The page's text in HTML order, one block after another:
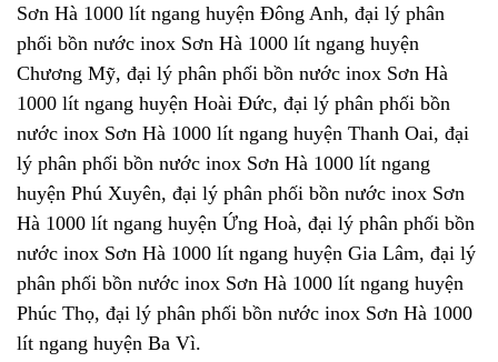
Sơn Hà 1000 lít ngang huyện Đông Anh, đại lý phân
phối bồn nước inox Sơn Hà 1000 lít ngang huyện
Chương Mỹ, đại lý phân phối bồn nước inox Sơn Hà
1000 lít ngang huyện Hoài Đức, đại lý phân phối bồn
nước inox Sơn Hà 1000 lít ngang huyện Thanh Oai, đại
lý phân phối bồn nước inox Sơn Hà 1000 lít ngang
huyện Phú Xuyên, đại lý phân phối bồn nước inox Sơn
Hà 1000 lít ngang huyện Ứng Hoà, đại lý phân phối bồn
nước inox Sơn Hà 1000 lít ngang huyện Gia Lâm, đại lý
phân phối bồn nước inox Sơn Hà 1000 lít ngang huyện
Phúc Thọ, đại lý phân phối bồn nước inox Sơn Hà 1000
lít ngang huyện Ba Vì.